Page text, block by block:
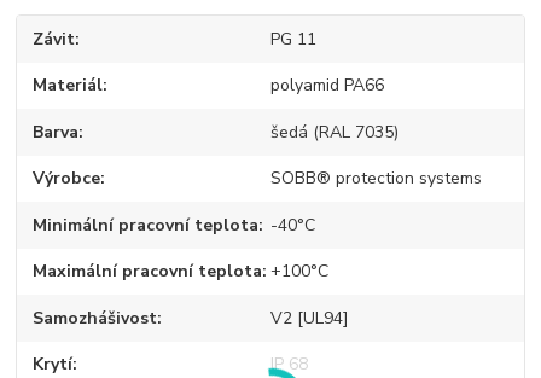
Závit PG 11
Materiál polyamid PA66
Barva šedá (RAL 7035)
Výrobce SOBB® protection systems
Minimální pracovní teplota -40°C
Maximální pracovní teplota +100°C
Samozhášivost V2 [UL94]
Krytí IP 68